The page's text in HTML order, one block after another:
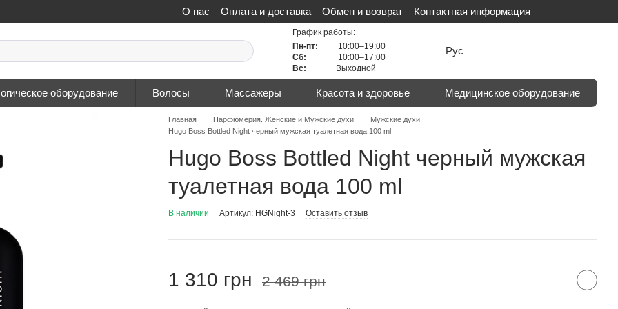
О нас Оплата и доставка Обмен и возврат
Контактная информация
Политика конфиденциальности
Сертификаты Отзывы о магазине
График работы:
Пн-пт:
10:00–19:00
Сб:
10:00–17:00
Вс:
Выходной
Рус
оборудование Волосы Массажеры Красота и здоровье Медицинское оборудование
Главная Парфюмерия. Женские и Мужские духи
Мужские духи
Нugо Bоѕѕ Bottled Night черный мужская туалетная вода 100 ml
Нugо Bоѕѕ Bottled Night черный мужская
туалетная вода 100 ml
В наличии Артикул: HGNight-3 Оставить отзыв
1 310 грн 2 469 грн